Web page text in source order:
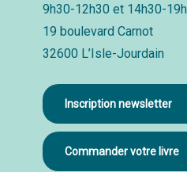
9h30-12h30 et 14h30-19h
19 boulevard Carnot
32600 L’Isle-Jourdain
Inscription newsletter
Commander votre livre